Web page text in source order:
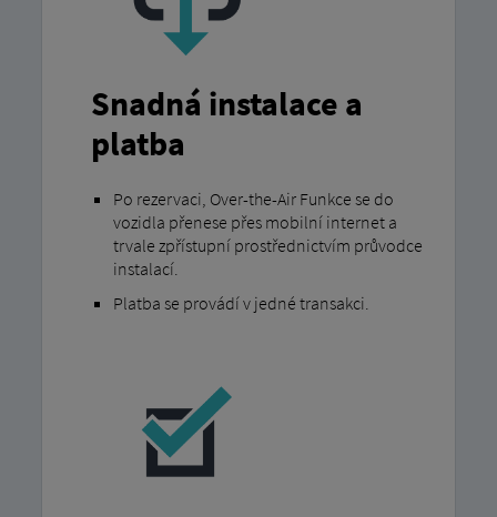
Snadná instalace a
platba
Po rezervaci, Over-the-Air Funkce se do
vozidla přenese přes mobilní internet a
trvale zpřístupní prostřednictvím průvodce
instalací.
Platba se provádí v jedné transakci.